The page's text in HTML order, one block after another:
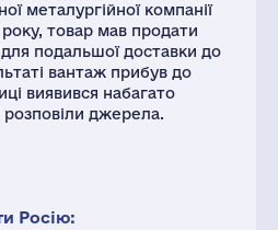
металургійної компанії
товар мав продати
подальшої доставки до
вантаж прибув до
виявився набагато
джерела.
Росію: